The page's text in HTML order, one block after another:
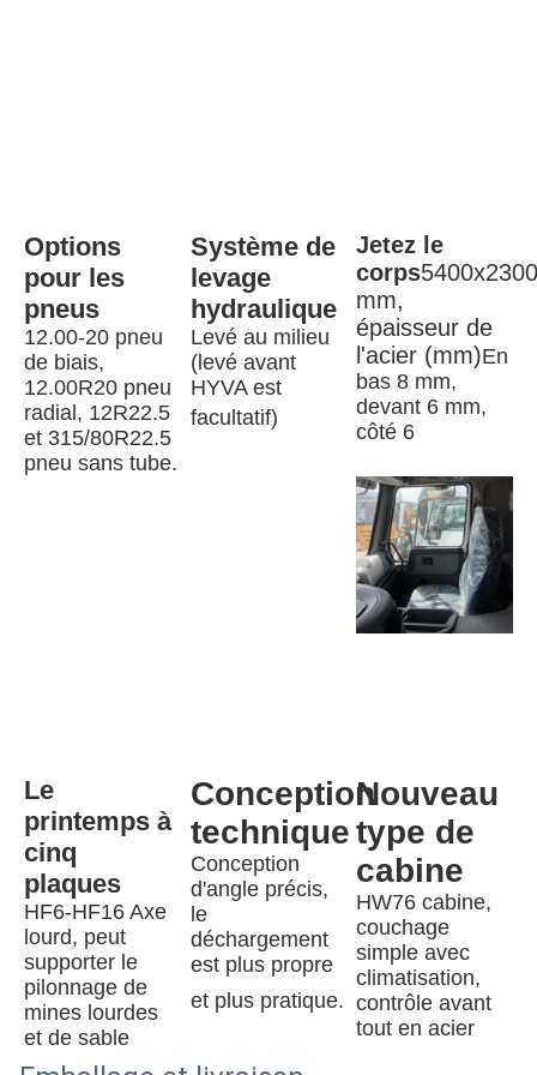
Options
pour les
pneus
12.00-20 pneu
de biais,
12.00R20 pneu
radial, 12R22.5
et 315/80R22.5
pneu sans tube.
Système de
levage
hydraulique
Levé au milieu
(levé avant
HYVA est
facultatif)
Jetez le
corps
mm,
épaisseur de
l'acier (mm)En
bas 8 mm,
devant 6 mm,
côté 6
Le
printemps à
cinq
plaques
HF6-HF16 Axe
lourd, peut
supporter le
pilonnage de
mines lourdes
et de sable
Conception
technique
Conception
d'angle précis,
le
déchargement
est plus propre
et plus pratique.
Nouveau
type de
cabine
HW76 cabine,
couchage
simple avec
climatisation,
contrôle avant
tout en acier